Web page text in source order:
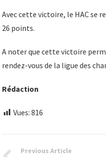
Avec cette victoire, le HAC se
26 points.
A noter que cette victoire
rendez-vous de la ligue des
Rédaction
Vues: 816
Previous Article